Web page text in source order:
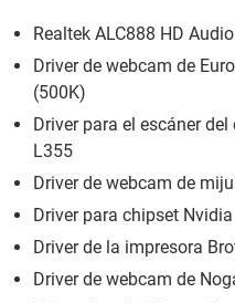
Realtek ALC888 HD Audio
Driver de webcam de
(500K)
Driver para el escáner
L355
Driver de webcam de
Driver para chipset
Driver de la impresora
Driver de webcam de